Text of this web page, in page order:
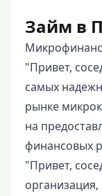
Займ в
"Привет,
самых
рынке
на
финансовых
"Привет,